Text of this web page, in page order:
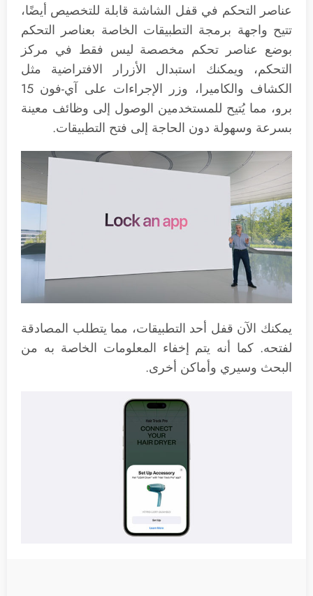
عناصر التحكم في قفل الشاشة قابلة للتخصيص أيضًا،
تتيح واجهة برمجة التطبيقات الخاصة بعناصر التحكم
بوضع عناصر تحكم مخصصة ليس فقط في مركز
التحكم، ويمكنك استبدال الأزرار الافتراضية مثل
الكشاف والكاميرا، وزر الإجراءات على آي-فون 15
برو، مما يُتيح للمستخدمين الوصول إلى وظائف معينة
بسرعة وسهولة دون الحاجة إلى فتح التطبيقات.
يمكنك الآن قفل أحد التطبيقات، مما يتطلب المصادقة
لفتحه. كما أنه يتم إخفاء المعلومات الخاصة به من
البحث وسيري وأماكن أخرى.